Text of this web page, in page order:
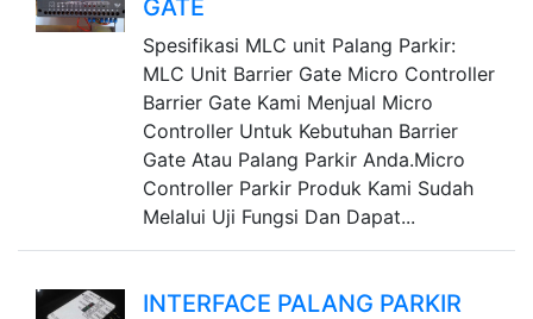
GATE
Spesifikasi MLC unit Palang Parkir:
MLC Unit Barrier Gate Micro Controller
Barrier Gate Kami Menjual Micro
Controller Untuk Kebutuhan Barrier
Gate Atau Palang Parkir Anda.Micro
Controller Parkir Produk Kami Sudah
Melalui Uji Fungsi Dan Dapat...
INTERFACE PALANG PARKIR